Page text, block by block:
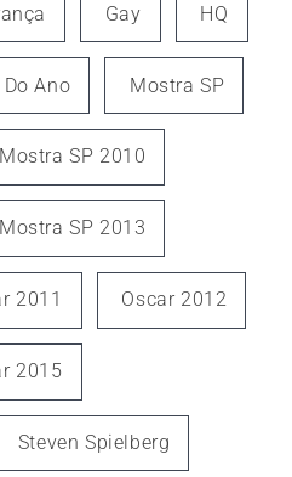
Gay HQ
Ano Mostra SP
Mostra SP 2010
Mostra SP 2013
2011 Oscar 2012
2015
Steven Spielberg